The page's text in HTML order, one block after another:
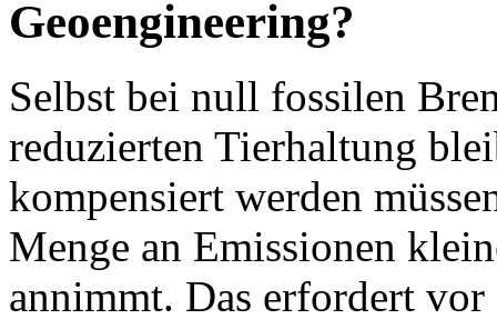
Geoengineering?
Selbst bei null fossilen
reduzierten Tierhaltung
kompensiert werden
Menge an Emissionen
annimmt. Das erfordert